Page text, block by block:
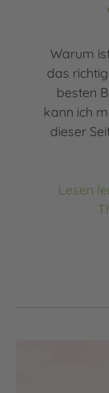
Warum
das
besten
kann ich
dieser
Lesen